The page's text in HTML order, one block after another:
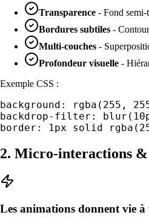
Transparence - Fond semi-
Bordures subtiles -
Multi-couches -
Profondeur visuelle -
Exemple CSS :
background: rgba(255,
backdrop-filter:
border: 1px solid
2. Micro-interactions
Les animations donnent vie à